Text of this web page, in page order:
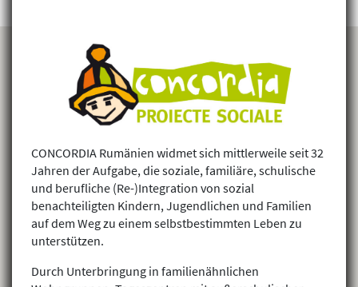
CONCORDIA Rumänien widmet sich mittlerweile seit 32
Jahren der Aufgabe, die soziale, familiäre, schulische
und berufliche (Re-)Integration von sozial
benachteiligten Kindern, Jugendlichen und Familien
auf dem Weg zu einem selbstbestimmten Leben zu
unterstützen.
Durch Unterbringung in familienähnlichen